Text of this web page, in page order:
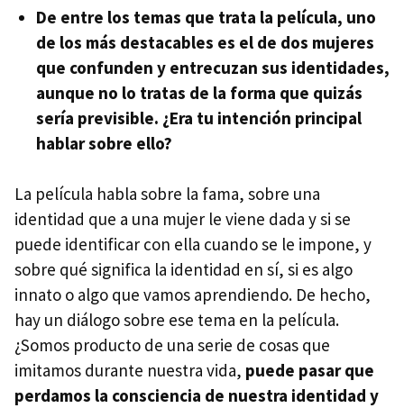
De entre los temas que trata la película, uno
de los más destacables es el de dos mujeres
que confunden y entrecuzan sus identidades,
aunque no lo tratas de la forma que quizás
sería previsible. ¿Era tu intención principal
hablar sobre ello?
La película habla sobre la fama, sobre una
identidad que a una mujer le viene dada y si se
puede identificar con ella cuando se le impone, y
sobre qué significa la identidad en sí, si es algo
innato o algo que vamos aprendiendo. De hecho,
hay un diálogo sobre ese tema en la película.
¿Somos producto de una serie de cosas que
imitamos durante nuestra vida, puede pasar que
perdamos la consciencia de nuestra identidad y